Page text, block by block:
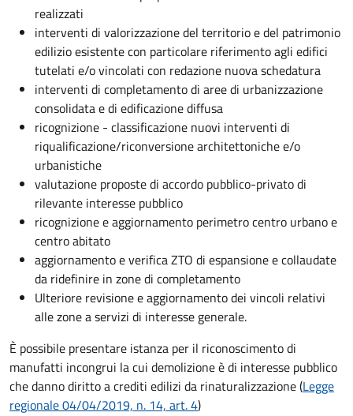
realizzati
interventi di valorizzazione del territorio e del patrimonio
edilizio esistente con particolare riferimento agli edifici
tutelati e/o vincolati con redazione nuova schedatura
interventi di completamento di aree di urbanizzazione
consolidata e di edificazione diffusa
ricognizione - classificazione nuovi interventi di
riqualificazione/riconversione architettoniche e/o
urbanistiche
valutazione proposte di accordo pubblico-privato di
rilevante interesse pubblico
ricognizione e aggiornamento perimetro centro urbano e
centro abitato
aggiornamento e verifica ZTO di espansione e collaudate
da ridefinire in zone di completamento
Ulteriore revisione e aggiornamento dei vincoli relativi
alle zone a servizi di interesse generale.
È possibile presentare istanza per il riconoscimento di
manufatti incongrui la cui demolizione è di interesse pubblico
che danno diritto a crediti edilizi da rinaturalizzazione (Legge
regionale 04/04/2019, n. 14, art. 4)